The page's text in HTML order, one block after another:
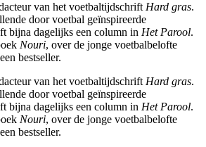
van het voetbaltijdschrift Hard gras.
door voetbal geïnspireerde
bijna dagelijks een column in Het Parool.
Nouri, over de jonge voetbalbelofte
bestseller.
van het voetbaltijdschrift Hard gras.
door voetbal geïnspireerde
bijna dagelijks een column in Het Parool.
Nouri, over de jonge voetbalbelofte
bestseller.